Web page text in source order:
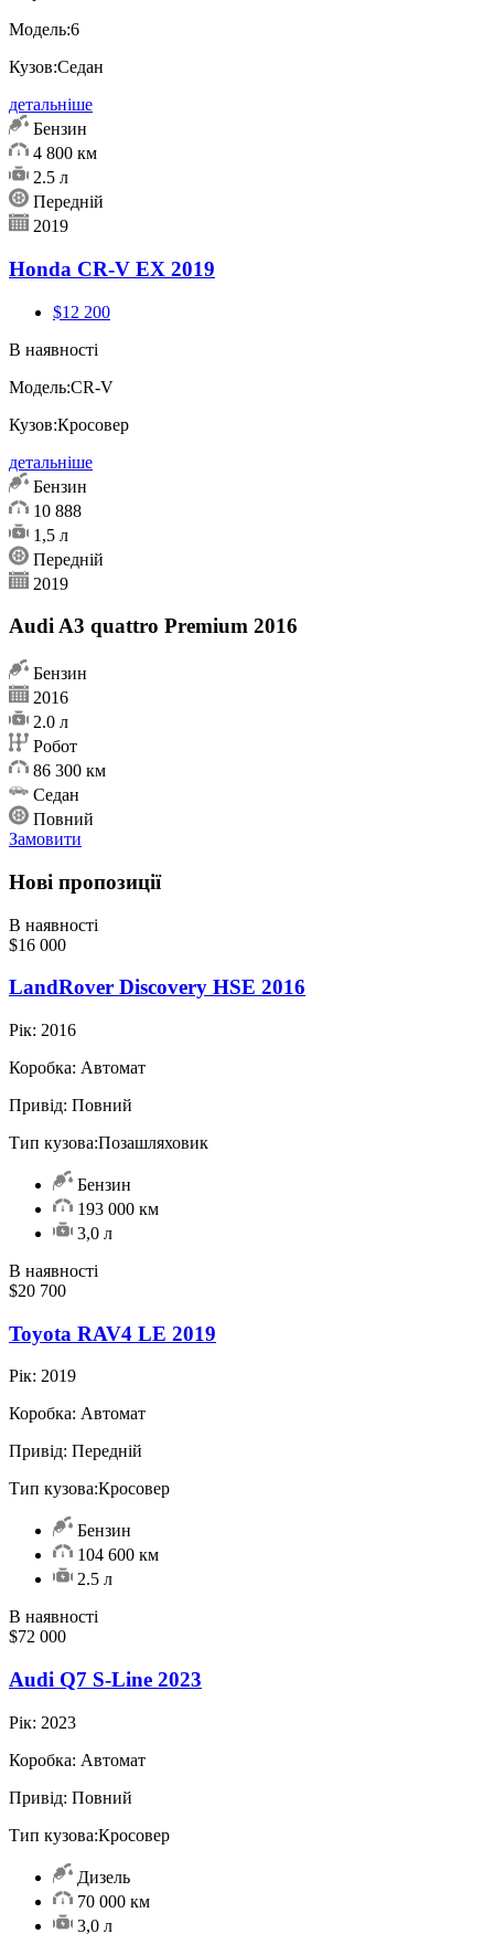
Модель:6
Кузов:Седан
детальніше
Бензин
4 800 км
2.5 л
Передній
2019
Honda CR-V EX 2019
$12 200
В наявності
Модель:CR-V
Кузов:Кросовер
детальніше
Бензин
10 888
1,5 л
Передній
2019
Audi A3 quattro Premium 2016
Бензин
2016
2.0 л
Робот
86 300 км
Седан
Повний
Замовити
Нові пропозиції
В наявності
$16 000
LandRover Discovery HSE 2016
Рік: 2016
Коробка: Автомат
Привід: Повний
Тип кузова:Позашляховик
Бензин
193 000 км
3,0 л
В наявності
$20 700
Toyota RAV4 LE 2019
Рік: 2019
Коробка: Автомат
Привід: Передній
Тип кузова:Кросовер
Бензин
104 600 км
2.5 л
В наявності
$72 000
Audi Q7 S-Line 2023
Рік: 2023
Коробка: Автомат
Привід: Повний
Тип кузова:Кросовер
Дизель
70 000 км
3,0 л